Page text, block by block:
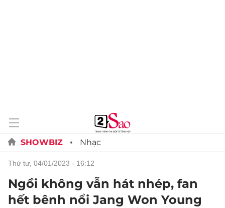
SHOWBIZ Nhạc
thứ tư, 04/01/2023 - 16:12
Ngồi không vẫn hát nhép, fan
hết bênh nổi Jang Won Young